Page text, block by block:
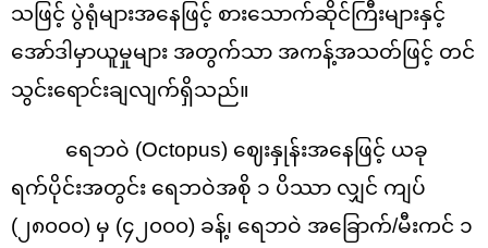
သဖြင့် ပွဲရုံများအနေဖြင့် စားသောက်ဆိုင်ကြီးများနှင့်
အော်ဒါမှာယူမှုများ အတွက်သာ အကန့်အသတ်ဖြင့် တင်
သွင်းရောင်းချလျက်ရှိသည်။
ရေဘဝဲ (Octopus) ဈေးနှုန်းအနေဖြင့် ယခု
ရက်ပိုင်းအတွင်း ရေဘဝဲအစို ၁ ပိဿာ လျှင် ကျပ်
(၂၈၀၀၀) မှ (၄၂၀၀၀) ခန့်၊ ရေဘဝဲ အခြောက်/မီးကင် ၁